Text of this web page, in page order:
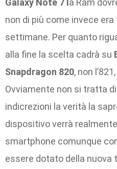
Galaxy Note 7 l a Ram
non di più come invece
settimane. Per quanto
alla fine la scelta cadrà su
Snapdragon 820, non
Ovviamente non si tratta
indicrezioni la verità la
dispositivo verrà
smartphone comunque
essere dotato della nuova